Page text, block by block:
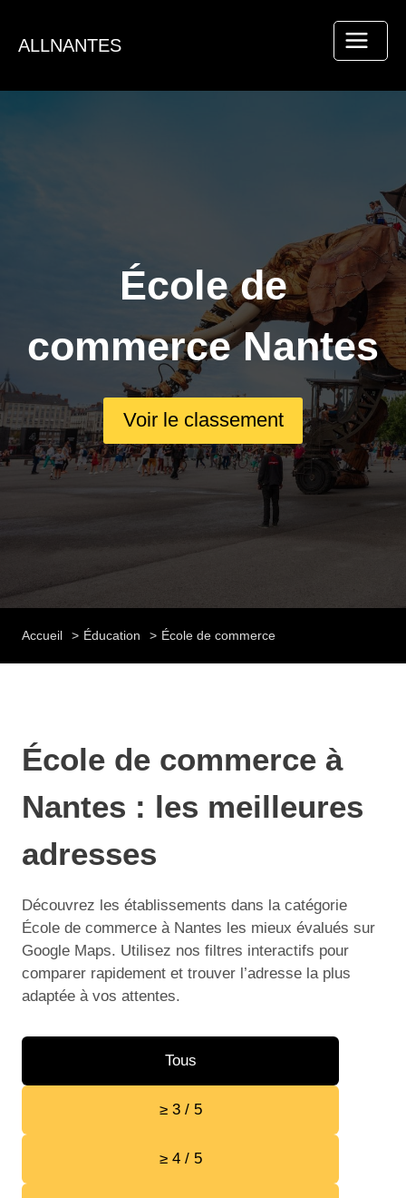
contenu
ALLNANTES
École de
commerce Nantes
Voir le classement
Accueil Éducation École de commerce
École de commerce à
Nantes : les meilleures
adresses
Découvrez les établissements dans la catégorie
École de commerce à Nantes les mieux évalués sur
Google Maps. Utilisez nos filtres interactifs pour
comparer rapidement et trouver l’adresse la plus
adaptée à vos attentes.
Tous
≥ 3 / 5
≥ 4 / 5